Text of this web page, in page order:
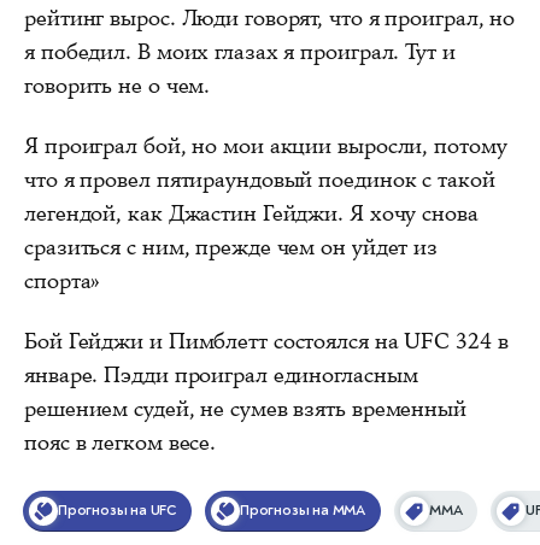
рейтинг вырос. Люди говорят, что я проиграл, но
я победил. В моих глазах я проиграл. Тут и
говорить не о чем.
Я проиграл бой, но мои акции выросли, потому
что я провел пятираундовый поединок с такой
легендой, как Джастин Гейджи. Я хочу снова
сразиться с ним, прежде чем он уйдет из
спорта»
Бой Гейджи и Пимблетт состоялся на UFC 324 в
январе. Пэдди проиграл единогласным
решением судей, не сумев взять временный
пояс в легком весе.
Прогнозы на UFC Прогнозы на MMA ММА